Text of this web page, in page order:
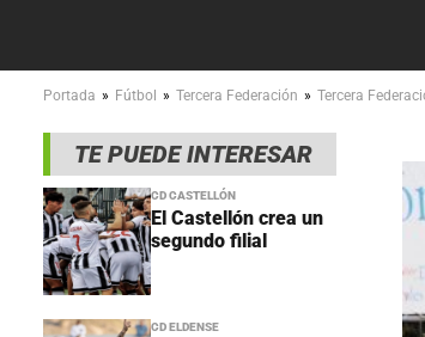
Portada » Fútbol » Tercera Federación » Tercera
TE PUEDE INTERESAR
CD CASTELLÓN
El Castellón crea un
segundo filial
CD ELDENSE